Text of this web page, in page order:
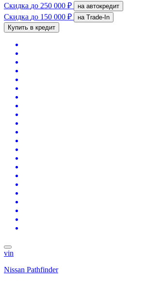
Скидка до 250 000 ₽ на автокредит
Скидка до 150 000 ₽
на Trade-In
Купить в кредит
vin
Nissan Pathfinder